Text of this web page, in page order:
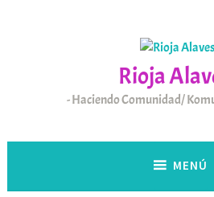
Rioja
Haciendo Comunidad/
MENÚ